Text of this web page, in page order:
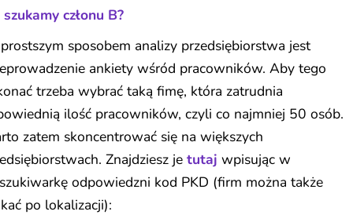
szukamy członu B?
sposobem analizy przedsiębiorstwa jest
ankiety wśród pracowników. Aby tego
trzeba wybrać taką fimę, która zatrudnia
ilość pracowników, czyli co najmniej 50 osób.
zatem skoncentrować się na większych
Znajdziesz je tutaj wpisując w
odpowiedzni kod PKD (firm można także
po lokalizacji):